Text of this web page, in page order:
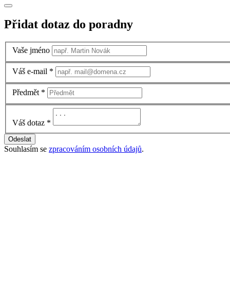
Přidat dotaz do poradny
Vaše jméno
Váš e-mail *
Předmět *
Váš dotaz *
Odeslat
Souhlasím se zpracováním osobních údajů.